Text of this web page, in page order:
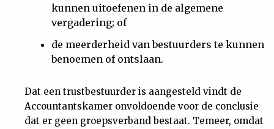
kunnen uitoefenen in de algemene
vergadering; of
de meerderheid van bestuurders te kunnen
benoemen of ontslaan.
Dat een trustbestuurder is aangesteld vindt de
Accountantskamer onvoldoende voor de conclusie
dat er geen groepsverband bestaat. Temeer, omdat